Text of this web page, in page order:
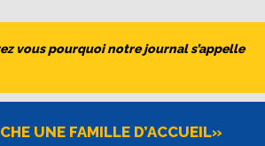
vous pourquoi notre journal s’appelle
UNE FAMILLE D’ACCUEIL»